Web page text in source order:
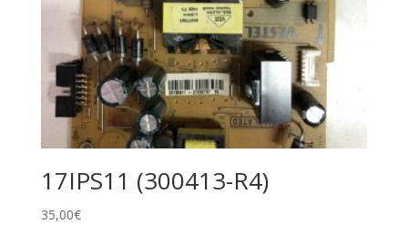
17IPS11 (300413-R4)
35,00€